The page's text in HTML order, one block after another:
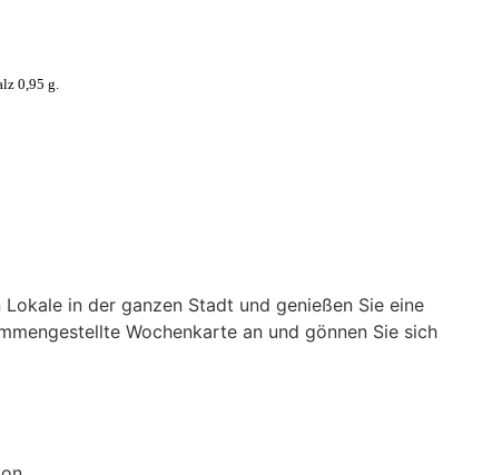
0,95 g.
in der ganzen Stadt und genießen Sie eine
Wochenkarte an und gönnen Sie sich